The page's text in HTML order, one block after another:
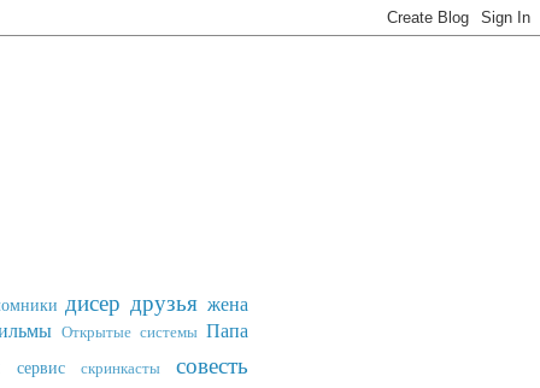
дисер друзья жена
Открытые системы Папа
сервис скринкасты
совесть